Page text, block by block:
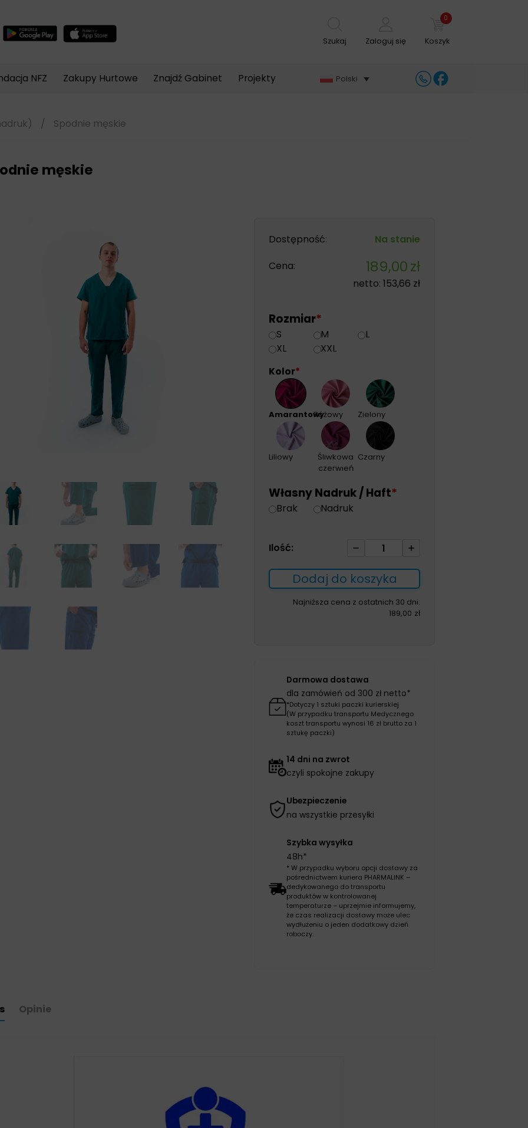
Szukaj Zaloguj się
0
Koszyk
NFZ Zakupy Hurtowe Znajdź Gabinet Projekty Polski
/ Spodnie męskie
męskie
Dostępność:
Na stanie
Cena:
189,00zł
netto:153,66 zł
*
Rozmiar
S M
L
XL
XXL
*
Kolor
AmarantowyRóżowy Zielony
Liliowy
Śliwkowa
czerwień
Czarny
*
Własny Nadruk / Haft
Brak Nadruk
Ilość:
ilość
męskie
Dodaj do koszyka
Najniższa cena z ostatnich 30 dni:
189,00 zł
Darmowa dostawa
dla zamówień od 300 zł netto*
*Dotyczy 1 sztuki paczki kurierskiej
(W przypadku transportu Medycznego
koszt transportu wynosi 16 zł brutto za 1
sztukę paczki)
14 dni na zwrot
czyli spokojne zakupy
Ubezpieczenie
na wszystkie przesyłki
Szybka wysyłka
48h*
* W przypadku wyboru opcji dostawy za
pośrednictwem kuriera PHARMALINK –
dedykowanego do transportu
produktów w kontrolowanej
temperaturze – uprzejmie informujemy,
że czas realizacji dostawy może ulec
wydłużeniu o jeden dodatkowy dzień
roboczy.
Opinie